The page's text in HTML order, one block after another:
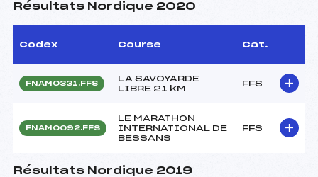
Résultats Nordique 2020
Codex Course Cat.
FNAM0331.FFS
LA SAVOYARDE
LIBRE 21 kM
FFS
FNAM0092.FFS
LE MARATHON
INTERNATIONAL DE
BESSANS
FFS
Résultats Nordique 2019